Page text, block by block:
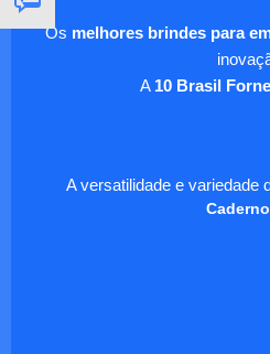
Os melhores brindes para
A 10 Brasil
A versatilidade e variedade